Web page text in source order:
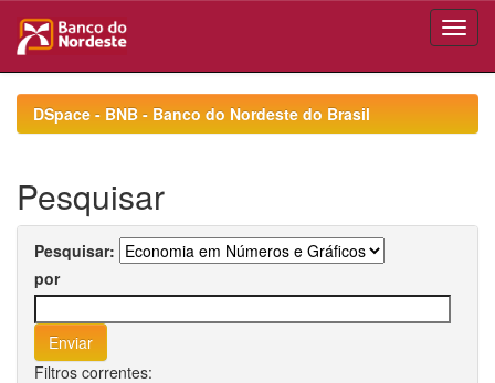
navigationDSpace - BNB - Banco do Nordeste do Brasil
Pesquisar
Pesquisar:
por
Filtros correntes: